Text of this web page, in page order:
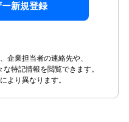
ー新規登録
企業担当者の連絡先や、
特記情報を閲覧できます。
より異なります。